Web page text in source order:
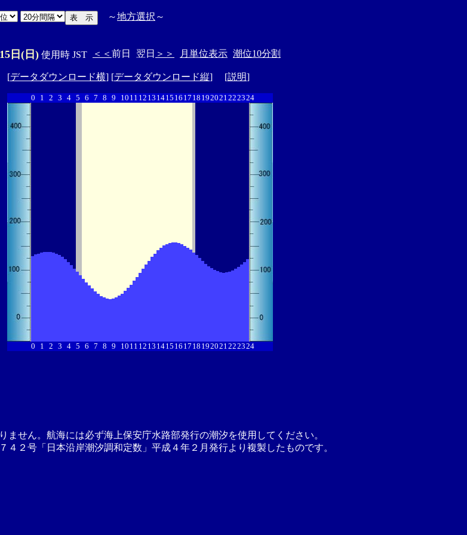
～地方選択 ～
日(日) 使用時 JST ＜＜ 前日 翌日 ＞＞ 月単位表示 潮位10分割
[データダウンロード横] [データダウンロード縦] [説明]
0 1 2 3 4 5 6 7 8 9 10 11 12 13 1415 16 17 18 192021222324
0 1 2 3 4 5 6 7 8 9 10 11 12 13 1415 16 17 18 192021222324
ません。航海には必ず海上保安庁水路部発行の潮汐を使用してください。
２号「日本沿岸潮汐調和定数」平成４年２月発行より複製したものです。